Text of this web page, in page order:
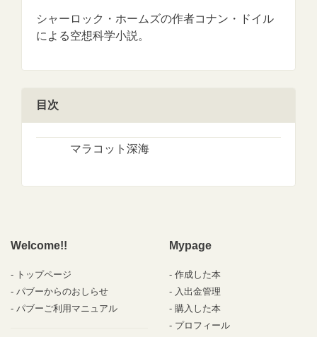
シャーロック・ホームズの作者コナン・ドイル
による空想科学小説。
目次
マラコット深海
Welcome!!
トップページ
パブーからのおしらせ
パブーご利用マニュアル
Mypage
作成した本
入出金管理
購入した本
プロフィール